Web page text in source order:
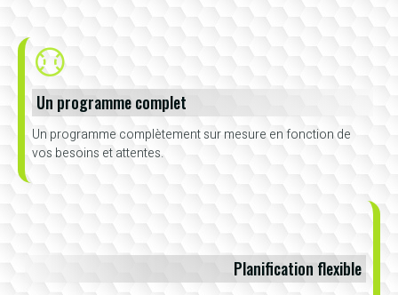
Un programme complet
Un programme complètement sur mesure en fonction de
vos besoins et attentes.
Planification flexible